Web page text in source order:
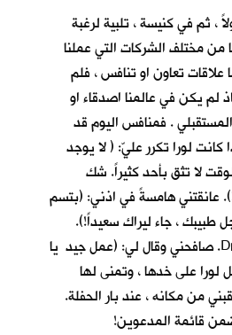
، ثم في كنيسة ، تلبية لرغبة
من مختلف الشركات التي عملنا
علاقات تعاون او تنافس ، فلم
لم يكن في عالمنا اصدقاء او
. فمنافس اليوم قد
لورا تكرر عليّ: ( لا يوجد
لا تثق بأحد كثيراً. شك
عانقتني هامسةً في اذني: (بتسم
طبيبك ، جاء ليراك سعيداً!).
التفتُ فرأيت Dr. Goody. صافحني وقال لي: (عمل جيد يا
على خدها ، وتمنى لها
من مكانه ، عند بار الحفلة.
قائمة المدعوين!